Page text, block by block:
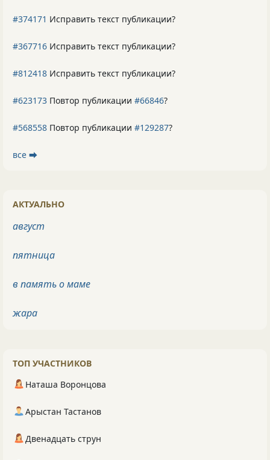
#374171 Исправить текст публикации?
#367716 Исправить текст публикации?
#812418 Исправить текст публикации?
#623173 Повтор публикации #66846?
#568558 Повтор публикации #129287?
все ⮕
АКТУАЛЬНО
август
пятница
в память о маме
жара
ТОП УЧАСТНИКОВ
Наташа Воронцова
Арыстан Тастанов
Двенадцать струн